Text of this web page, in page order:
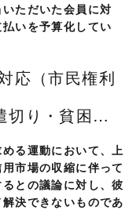
ただいた会員に対
いを予算化してい
応（市民権利
切り・貧困…
る運動において、上
市場の収縮に伴って
との議論に対し、彼
決できないものであ